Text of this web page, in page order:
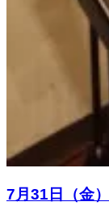
7月31日（金